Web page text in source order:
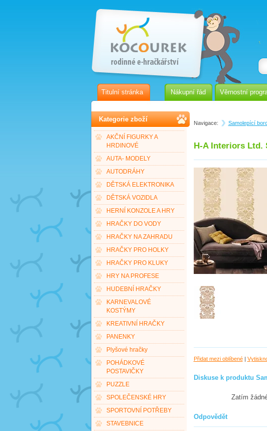
Titulní stránka Nákupní řád Věrnostní
Kategorie zboží
AKČNÍ FIGURKY A
HRDINOVÉ
AUTA- MODELY
AUTODRÁHY
DĚTSKÁ ELEKTRONIKA
DĚTSKÁ VOZIDLA
HERNÍ KONZOLE A HRY
HRAČKY DO VODY
HRAČKY NA ZAHRADU
HRAČKY PRO HOLKY
HRAČKY PRO KLUKY
HRY NA PROFESE
HUDEBNÍ HRAČKY
KARNEVALOVÉ
KOSTÝMY
KREATIVNÍ HRAČKY
PANENKY
Plyšové hračky
POHÁDKOVÉ
POSTAVIČKY
PUZZLE
SPOLEČENSKÉ HRY
SPORTOVNÍ POTŘEBY
STAVEBNICE
Navigace: Samolepící
H-A Interiors Ltd.
Přidat mezi oblíbené|
Diskuse k produktu
Zatím
Odpovědět